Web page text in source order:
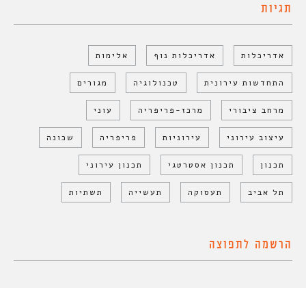
תגיות
אדריכלות אדריכלות נוף אלימות
התחדשות עירונית טכנולוגיה מגורים
מרחב ציבורי מרכז-פריפריה עוני
עיצוב עירוני עירוניות פריפריה שכונה
תכנון תכנון אסטרטגי תכנון עירוני
תל אביב תעסוקה תעשייה תשתיות
הרשמה לתפוצה